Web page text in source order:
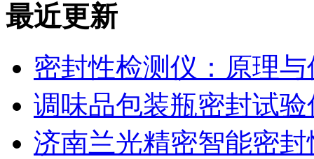
最近更新
密封性检测仪：原理
调味品包装瓶密封试
济南兰光精密智能密